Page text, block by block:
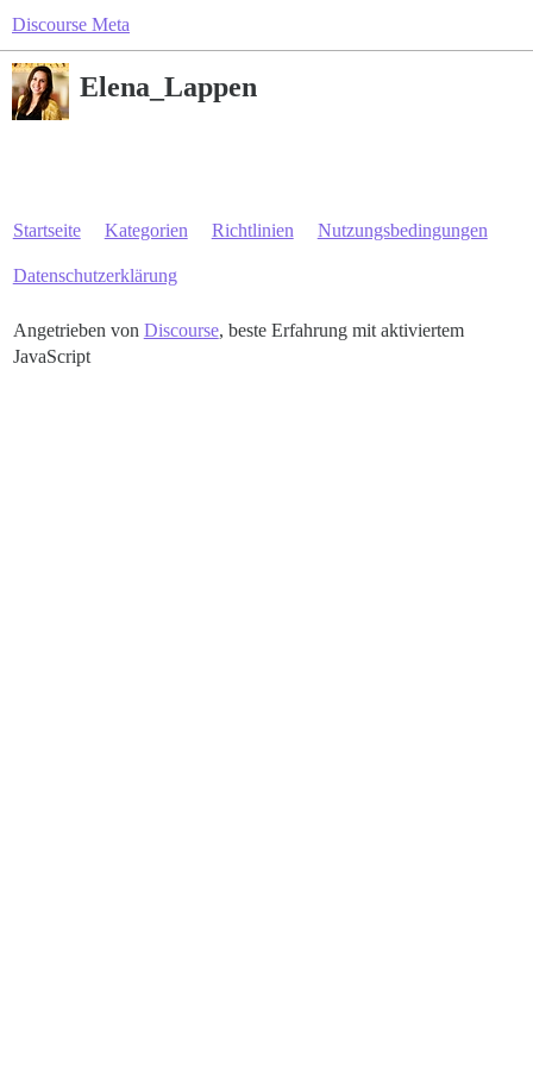
Discourse Meta
Elena_Lappen
Startseite Kategorien Richtlinien Nutzungsbedingungen
Datenschutzerklärung
Angetrieben von Discourse, beste Erfahrung mit aktiviertem
JavaScript